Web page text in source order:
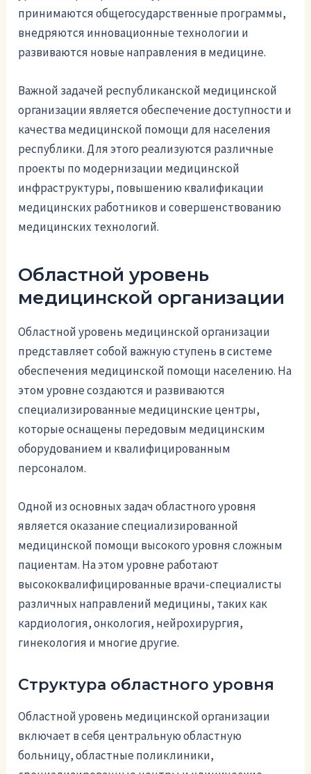
принимаются общегосударственные программы,
внедряются инновационные технологии и
развиваются новые направления в медицине.
Важной задачей республиканской медицинской
организации является обеспечение доступности и
качества медицинской помощи для населения
республики. Для этого реализуются различные
проекты по модернизации медицинской
инфраструктуры, повышению квалификации
медицинских работников и совершенствованию
медицинских технологий.
Областной уровень
медицинской организации
Областной уровень медицинской организации
представляет собой важную ступень в системе
обеспечения медицинской помощи населению. На
этом уровне создаются и развиваются
специализированные медицинские центры,
которые оснащены передовым медицинским
оборудованием и квалифицированным
персоналом.
Одной из основных задач областного уровня
является оказание специализированной
медицинской помощи высокого уровня сложным
пациентам. На этом уровне работают
высококвалифицированные врачи-специалисты
различных направлений медицины, таких как
кардиология, онкология, нейрохирургия,
гинекология и многие другие.
Структура областного уровня
Областной уровень медицинской организации
включает в себя центральную областную
больницу, областные поликлиники,